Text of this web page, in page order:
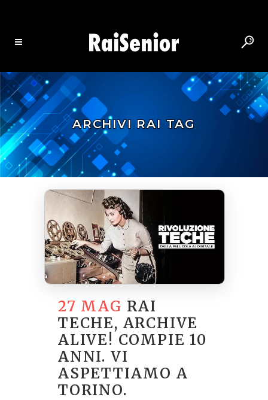
ARCHIVI RAI TAG
27 MAG RAI
TECHE, ARCHIVE
ALIVE! COMPIE 10
ANNI. VI
ASPETTIAMO A
TORINO.